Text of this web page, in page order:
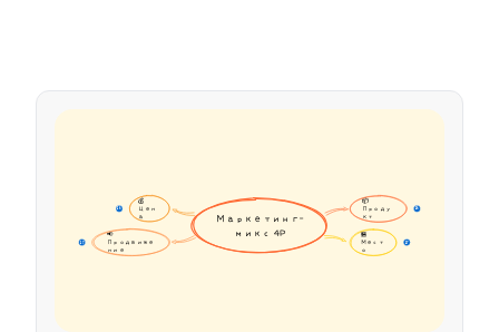
📦
Проду
кт
16
💰
Цен
а
16
🏪
Мест
о
17
📢
Продвиже
ние
17
Маркетинг-
микс 4P